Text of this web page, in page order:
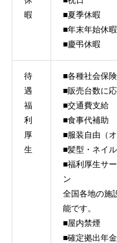
COMPANY
BUSINESS
RECRUITMENT
暇
■夏季休暇
■年末年始休暇
■慶弔休暇
待
遇
福
利
厚
生
■各種社会保
■販売台数に
■交通費支給
■食事代補助
■服装自由（
■髪型・ネイ
■福利厚生サ
ン
全国各地の施
能です。
■屋内禁煙
■確定拠出年